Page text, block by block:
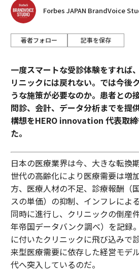
Forbes JAPAN BrandVoice
著者フォロー 記事を保存
一度スマートな受診体験をすれば
リニックには戻れない。では今後
うな施策が必要なのか。患者との
問診、会計、データ分析までを提
構想をHERO innovation 代表取
た。
日本の医療業界は今、大きな転換
世代の高齢化により医療需要は増
方、医療人材の不足、診療報酬（
スの単価）の抑制、インフレによ
同時に進行し、クリニックの倒産
年帝国データバンク調べ）を記録
に付いたクリニックに飛び込みで
来型医療需要に依存した経営モデ
代へ突入しているのだ。